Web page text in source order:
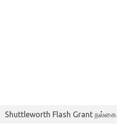
Shuttleworth Flash Grant நல்கை